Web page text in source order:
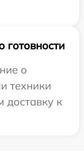
о
техники
доставку к